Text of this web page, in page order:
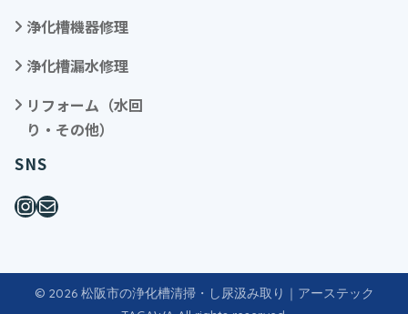
浄化槽機器修理
浄化槽漏水修理
リフォーム（水回
り・その他）
SNS
© 2026 松阪市の浄化槽清掃・し尿汲み取り｜アーステック